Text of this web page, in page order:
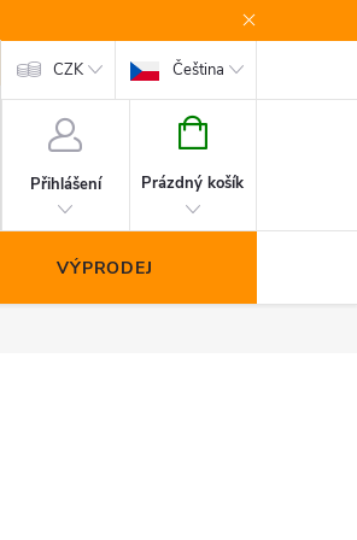
CZK Čeština
Přihlášení
NÁKUPNÍ
Prázdný košík
VÝPRODEJ